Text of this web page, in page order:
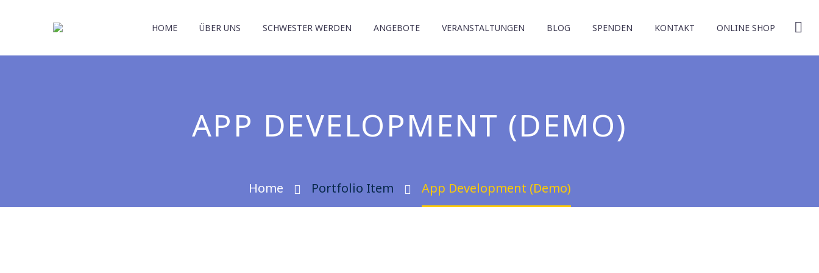
HOME ÜBER UNS SCHWESTER WERDEN ANGEBOTE VERANSTALTUNGEN BLOG SPENDEN KONTAKT ONLINE SHOP
APP DEVELOPMENT (DEMO)
Home Portfolio Item App Development (Demo)